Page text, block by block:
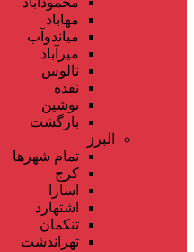
مهاباد
میاندوآب
میرآباد
نالوس
نقده
نوشین
بازگشت
البرز
تمام شهر‌ها
کرج
اسارا
اشتهارد
تنکمان
تهراندشت